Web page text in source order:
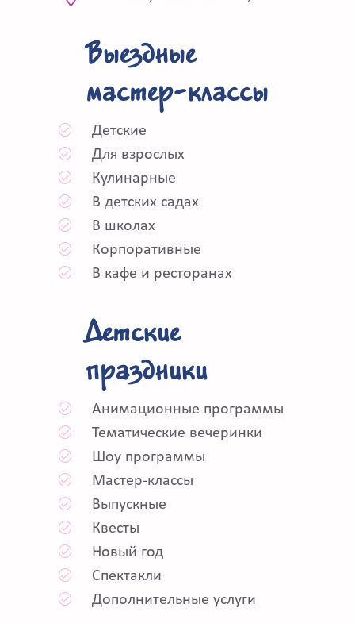
Детские
праздники
Анимационные программы
Тематические вечеринки
Шоу программы
Мастер-классы
Выпускные
Квесты
Новый год
Спектакли
Дополнительные услуги
Выездные
мастер-классы
Детские
Для взрослых
Кулинарные
В детских садах
В школах
Корпоративные
В кафе и ресторанах